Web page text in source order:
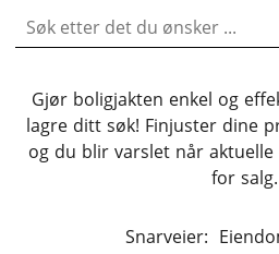
Gjør boligjakten enkel og
lagre ditt søk! Finjuster dine
og du blir varslet når
for salg.
Snarveier: